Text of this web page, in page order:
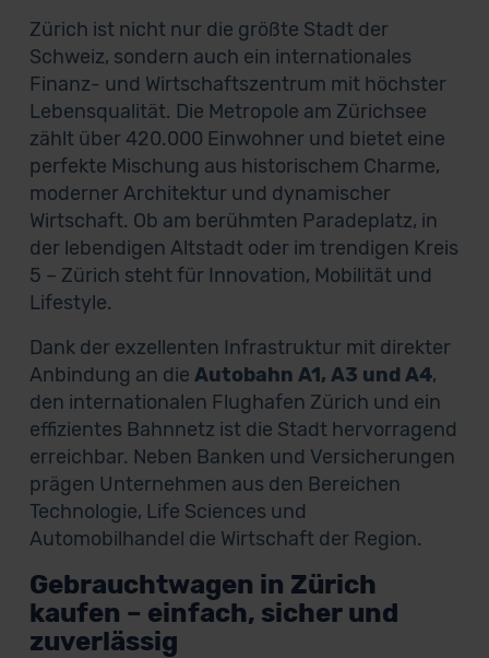
Zürich ist nicht nur die größte Stadt der
Schweiz, sondern auch ein internationales
Finanz- und Wirtschaftszentrum mit höchster
Lebensqualität. Die Metropole am Zürichsee
zählt über 420.000 Einwohner und bietet eine
perfekte Mischung aus historischem Charme,
moderner Architektur und dynamischer
Wirtschaft. Ob am berühmten Paradeplatz, in
der lebendigen Altstadt oder im trendigen Kreis
5 – Zürich steht für Innovation, Mobilität und
Lifestyle.
Dank der exzellenten Infrastruktur mit direkter
Anbindung an die Autobahn A1, A3 und A4,
den internationalen Flughafen Zürich und ein
effizientes Bahnnetz ist die Stadt hervorragend
erreichbar. Neben Banken und Versicherungen
prägen Unternehmen aus den Bereichen
Technologie, Life Sciences und
Automobilhandel die Wirtschaft der Region.
Gebrauchtwagen in Zürich
kaufen – einfach, sicher und
zuverlässig